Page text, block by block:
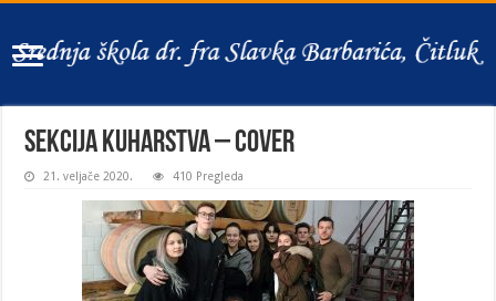
Sekcija kuharstva – cover
21. veljače 2020. 410 Pregleda